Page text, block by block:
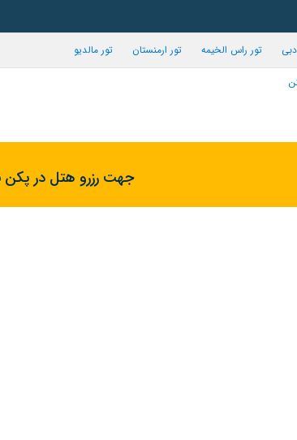
تور راس الخیمه تور ارمنستان تور مالدیو
جهت رزرو هتل در پکن